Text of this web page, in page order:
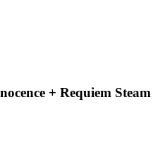
+ Requiem Steam